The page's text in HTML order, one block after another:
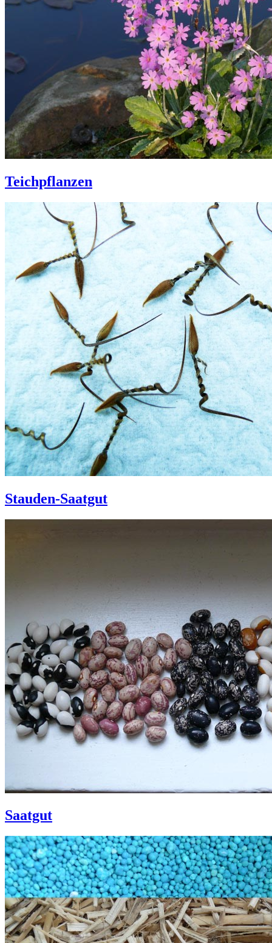
Teichpflanzen
Stauden-Saatgut
Saatgut